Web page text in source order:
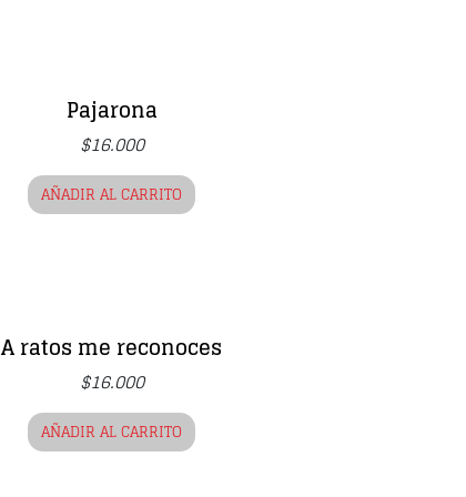
Pajarona
$16.000
AÑADIR AL CARRITO
A ratos me reconoces
$16.000
AÑADIR AL CARRITO